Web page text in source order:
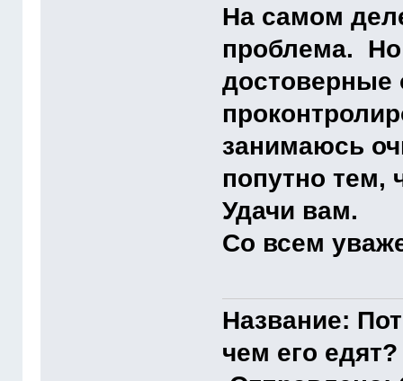
На самом
проблема.
достоверные
занимаюсь
попутно тем,
Удачи вам.
Со всем
Название:
чем его едят?